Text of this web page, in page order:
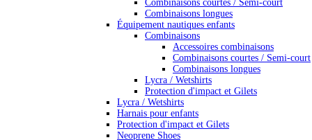
Combinaisons courtes / Semi-court
Combinaisons longues
Équipement nautiques enfants
Combinaisons
Accessoires combinaisons
Combinaisons courtes / Semi-court
Combinaisons longues
Lycra / Wetshirts
Protection d'impact et Gilets
Lycra / Wetshirts
Harnais pour enfants
Protection d'impact et Gilets
Neoprene Shoes